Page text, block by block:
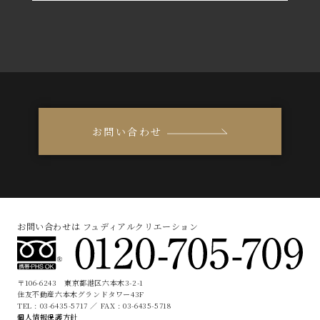
お問い合わせ
お問い合わせは フュディアルクリエーション
〒106-6243 東京都港区六本木3-2-1
住友不動産六本木グランドタワー43F
TEL : 03-6435-5717 ／ FAX : 03-6435-5718
個人情報保護方針